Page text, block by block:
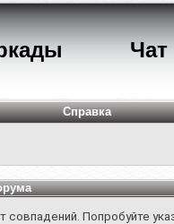
Чат
Справка
совпадений. Попробуйте